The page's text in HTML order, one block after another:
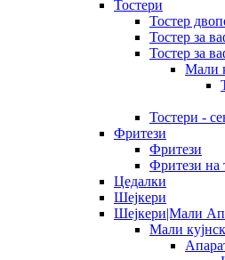
Тостери
Тостер
Тостер за
Тостер за
Мали
Тостери -
Фритези
Фритези
Фритези на
Цедалки
Шејкери
Шејкери|Мали
Мали